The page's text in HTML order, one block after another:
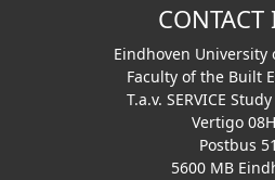
CONTACT
Eindhoven University
Faculty of the Built
T.a.v. SERVICE
Vertigo
Postbus
5600 MB